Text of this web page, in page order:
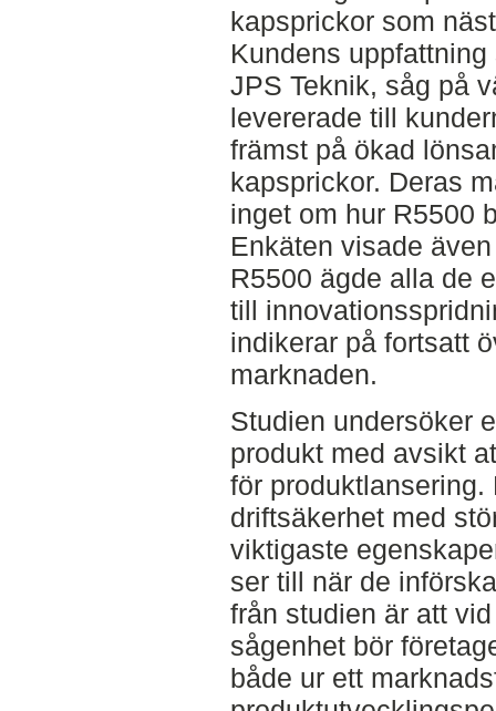
kapsprickor som
Kundens
JPS Teknik, såg på
levererade till
främst på ökad
kapsprickor. Deras
inget om hur R5500
Enkäten visade
R5500 ägde alla de
till
indikerar på fortsatt
marknaden.
Studien undersöker
produkt med avsikt
för produktlansering.
driftsäkerhet med
viktigaste
ser till när de
från studien är att
sågenhet bör
både ur ett